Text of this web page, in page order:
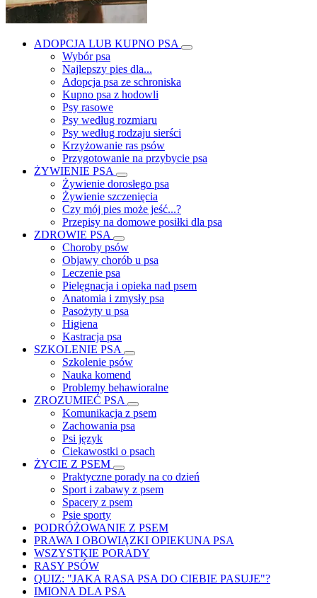
ADOPCJA LUB KUPNO PSA
Wybór psa
Najlepszy pies dla...
Adopcja psa ze schroniska
Kupno psa z hodowli
Psy rasowe
Psy według rozmiaru
Psy według rodzaju sierści
Krzyżowanie ras psów
Przygotowanie na przybycie psa
ŻYWIENIE PSA
Żywienie dorosłego psa
Żywienie szczenięcia
Czy mój pies może jeść...?
Przepisy na domowe posiłki dla psa
ZDROWIE PSA
Choroby psów
Objawy chorób u psa
Leczenie psa
Pielęgnacja i opieka nad psem
Anatomia i zmysły psa
Pasożyty u psa
Higiena
Kastracja psa
SZKOLENIE PSA
Szkolenie psów
Nauka komend
Problemy behawioralne
ZROZUMIEĆ PSA
Komunikacja z psem
Zachowania psa
Psi język
Ciekawostki o psach
ŻYCIE Z PSEM
Praktyczne porady na co dzień
Sport i zabawy z psem
Spacery z psem
Psie sporty
PODRÓŻOWANIE Z PSEM
PRAWA I OBOWIĄZKI OPIEKUNA PSA
WSZYSTKIE PORADY
RASY PSÓW
QUIZ: "JAKA RASA PSA DO CIEBIE PASUJE"?
IMIONA DLA PSA